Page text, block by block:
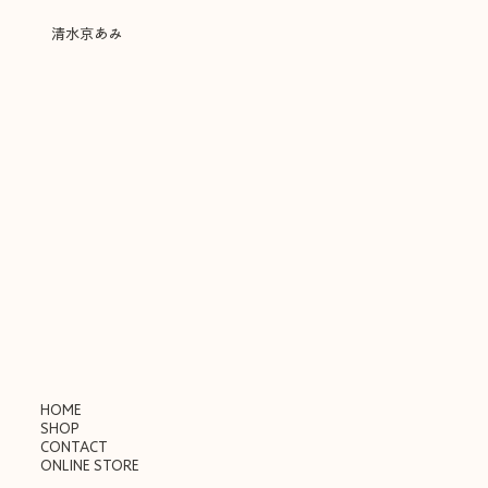
​清水京あみ
HOME
SHOP
CONTACT
ONLINE STORE